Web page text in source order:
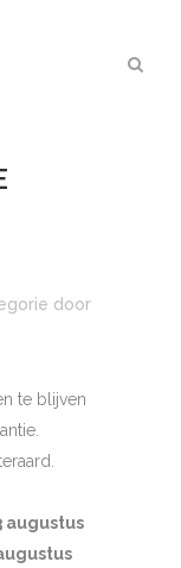
door
te blijven
augustus